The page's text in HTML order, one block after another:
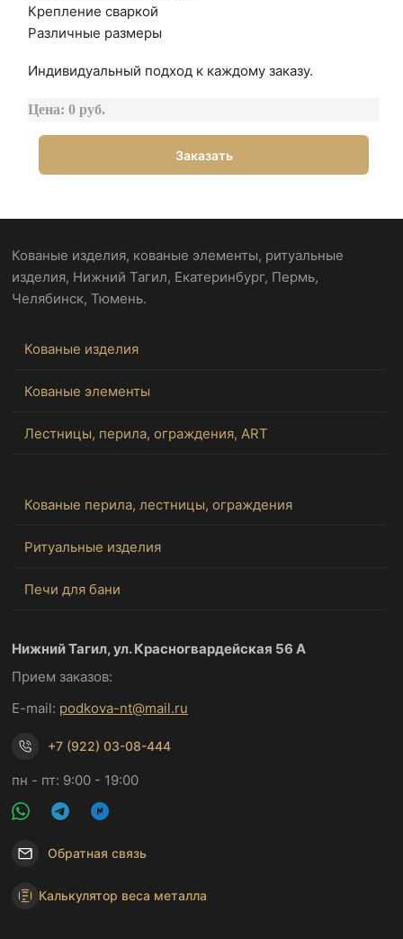
Крепление сваркой
Различные размеры
Индивидуальный подход к каждому заказу.
Цена: 0 руб.
Заказать
Кованые изделия, кованые элементы, ритуальные
изделия, Нижний Тагил, Екатеринбург, Пермь,
Челябинск, Тюмень.
Кованые изделия
Кованые элементы
Лестницы, перила, ограждения, ART
Кованые перила, лестницы, ограждения
Ритуальные изделия
Печи для бани
Нижний Тагил, ул. Красногвардейская 56 А
Прием заказов:
E-mail: podkova-nt@mail.ru
+7 (922) 03-08-444
пн - пт: 9:00 - 19:00
Обратная связь
Калькулятор веса металла